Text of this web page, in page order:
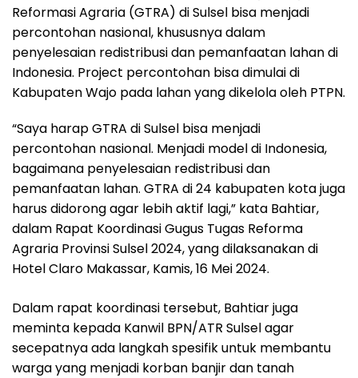
Reformasi Agraria (GTRA) di Sulsel bisa menjadi
percontohan nasional, khususnya dalam
penyelesaian redistribusi dan pemanfaatan lahan di
Indonesia. Project percontohan bisa dimulai di
Kabupaten Wajo pada lahan yang dikelola oleh PTPN.
“Saya harap GTRA di Sulsel bisa menjadi
percontohan nasional. Menjadi model di Indonesia,
bagaimana penyelesaian redistribusi dan
pemanfaatan lahan. GTRA di 24 kabupaten kota juga
harus didorong agar lebih aktif lagi,” kata Bahtiar,
dalam Rapat Koordinasi Gugus Tugas Reforma
Agraria Provinsi Sulsel 2024, yang dilaksanakan di
Hotel Claro Makassar, Kamis, 16 Mei 2024.
Dalam rapat koordinasi tersebut, Bahtiar juga
meminta kepada Kanwil BPN/ATR Sulsel agar
secepatnya ada langkah spesifik untuk membantu
warga yang menjadi korban banjir dan tanah